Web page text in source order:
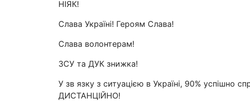
НІЯК!
Слава Україні! Героям Слава!
Слава волонтерам!
ЗСУ та ДУК знижка!
У зв язку з ситуацією в Україні, 90% успішно
ДИСТАНЦІЙНО!